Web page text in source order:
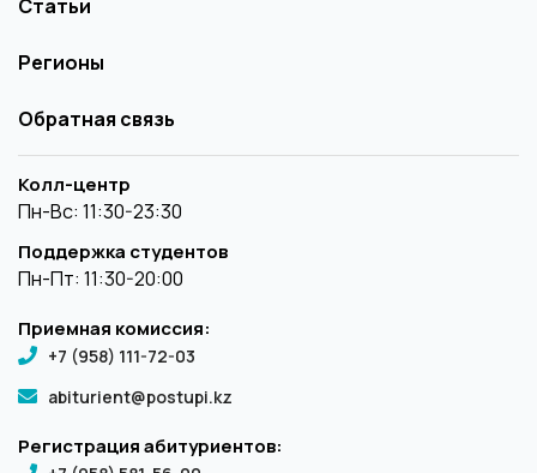
Статьи
Регионы
Обратная связь
Колл-центр
Пн-Вс: 11:30-23:30
Поддержка студентов
Пн-Пт: 11:30-20:00
Приемная комиссия:
+7 (958) 111-72-03
abiturient@postupi.kz
Регистрация абитуриентов: